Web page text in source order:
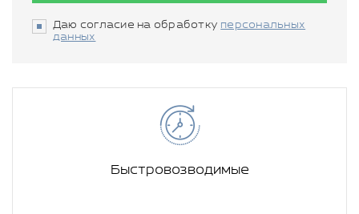
Даю согласие на обработку персональных
данных
Быстровозводимые